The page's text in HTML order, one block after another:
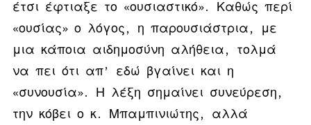
έτσι έφτιαξε το «ουσιαστικό». Καθώς περί
«ουσίας» ο λόγος, η παρουσιάστρια, με
μια κάποια αιδημοσύνη αλήθεια, τολμά
να πει ότι απ’ εδώ βγαίνει και η
«συνουσία». Η λέξη σημαίνει συνεύρεση,
την κόβει ο κ. Μπαμπινιώτης, αλλά